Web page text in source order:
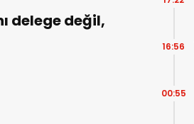
delege değil,
16:56
00:55